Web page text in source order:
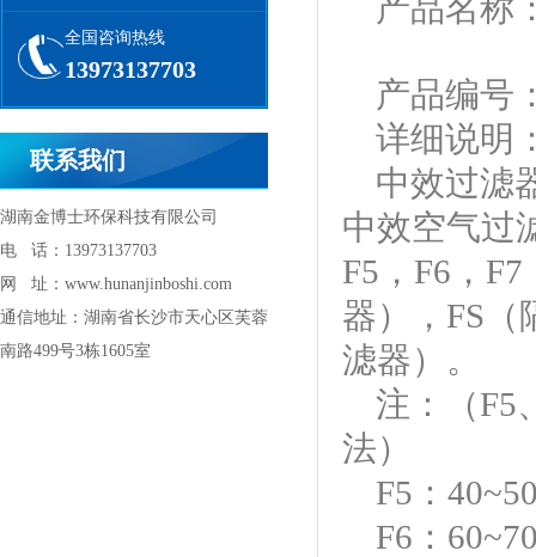
全国咨询热线
13973137703
联系我们
湖南金博士环保科技有限公司
电 话：13973137703
网 址：www.hunanjinboshi.com
通信地址：湖南省长沙市天心区芙蓉
南路499号3栋1605室
产品名称
产品编号
详细说明
中效过滤
中效空气过
F5，F6，
器），FS（
滤器）。
注：
（F5
法）
F5：
F6：